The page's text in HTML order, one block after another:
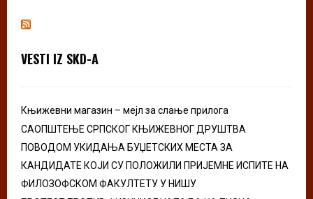
h
r
VESTI IZ SKD-A
Књижевни магазин – мејл за слање прилога
САОПШТЕЊЕ СРПСКОГ КЊИЖЕВНОГ ДРУШТВА
ПОВОДОМ УКИДАЊА БУЏЕТСКИХ МЕСТА ЗА
КАНДИДАТЕ КОЈИ СУ ПОЛОЖИЛИ ПРИЈЕМНЕ ИСПИТЕ НА
ФИЛОЗОФСКОМ ФАКУЛТЕТУ У НИШУ